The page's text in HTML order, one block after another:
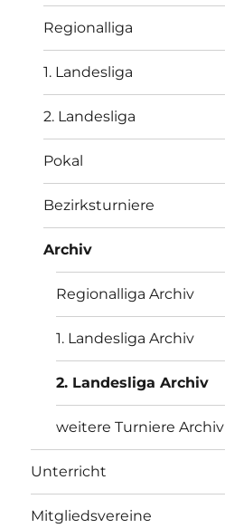
Regionalliga
1. Landesliga
2. Landesliga
Pokal
Bezirksturniere
Archiv
Regionalliga Archiv
1. Landesliga Archiv
2. Landesliga Archiv
weitere Turniere Archiv
Unterricht
Mitgliedsvereine